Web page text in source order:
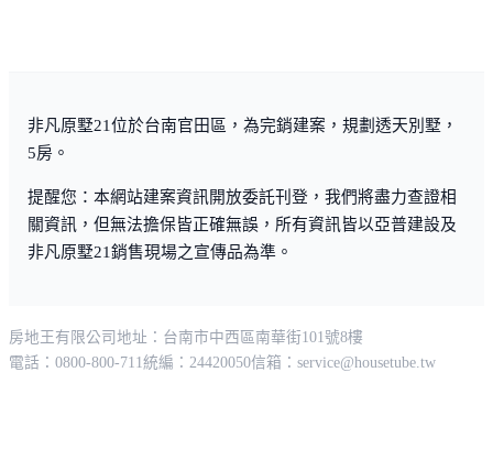
非凡原墅21位於台南官田區，為完銷建案，規劃透天別墅，
5房。
提醒您：本網站建案資訊開放委託刊登，我們將盡力查證相
關資訊，但無法擔保皆正確無誤，所有資訊皆以亞普建設及
非凡原墅21銷售現場之宣傳品為準。
房地王有限公司 地址：台南市中西區南華街101號8樓
電話：0800-800-711統編：24420050信箱： service@housetube.tw